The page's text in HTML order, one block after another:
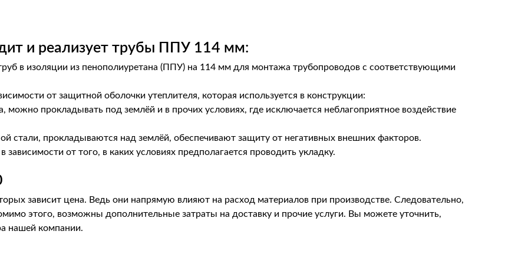
и реализует трубы ППУ 114 мм:
в изоляции из пенополиуретана (ППУ) на 114 мм для монтажа трубопроводов с соответствующими
от защитной оболочки утеплителя, которая используется в конструкции:
прокладывать под землёй и в прочих условиях, где исключается неблагоприятное воздействие
стали, прокладываются над землёй, обеспечивают защиту от негативных внешних факторов.
от того, в каких условиях предполагается проводить укладку.
зависит цена. Ведь они напрямую влияют на расход материалов при производстве. Следовательно,
этого, возможны дополнительные затраты на доставку и прочие услуги. Вы можете уточнить,
нашей компании.